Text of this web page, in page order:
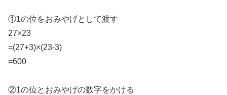
①1の位をおみやげとして渡す
27×23
=(27+3)×(23-3)
=600
②1の位とおみやげの数字をかける